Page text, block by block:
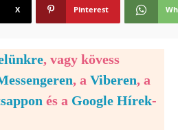
X Pinterest
, vagy kövess
, a Viberen, a
és a Google Hírek-